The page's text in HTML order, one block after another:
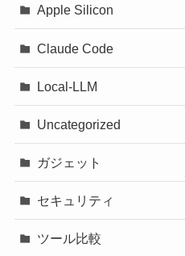
Apple Silicon
Claude Code
Local-LLM
Uncategorized
ガジェット
セキュリティ
ツール比較